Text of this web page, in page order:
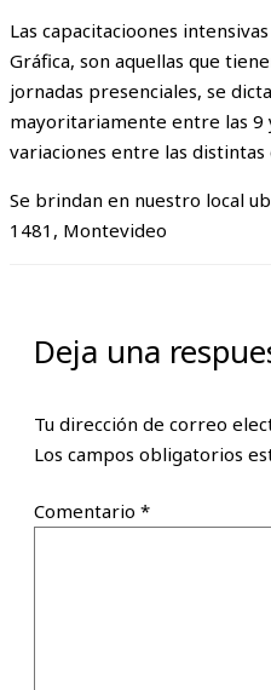
Las capacitacioones
Gráfica, son aquellas que
jornadas presenciales, se
mayoritariamente entre las 9
variaciones entre las distintas
Se brindan en nuestro local
1481, Montevideo
Deja una
Tu dirección de correo
Los campos obligatorios
Comentario *